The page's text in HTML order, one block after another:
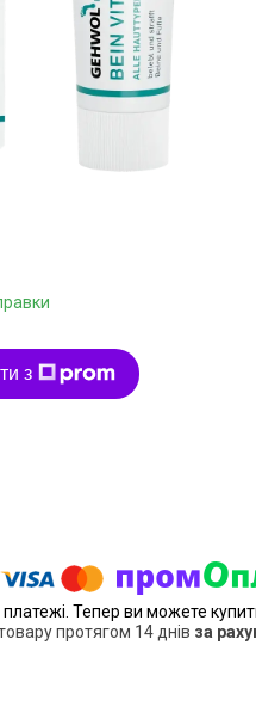
з
платежі. Тепер ви можете
протягом 14 днів за